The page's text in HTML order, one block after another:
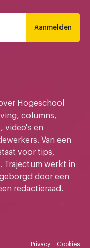
Aanmelden
Hogeschool
columns,
video's en
Van een
voor tips,
Trajectum werkt in
door een
redactieraad.
Privacy Cookies